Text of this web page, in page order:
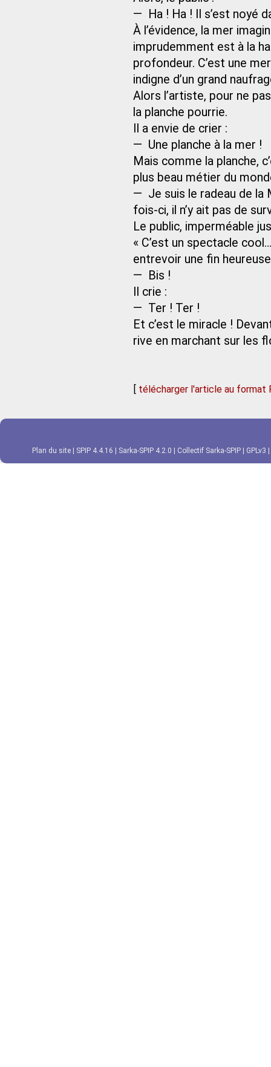
— Ha ! Ha ! Il s’est noyé
À l’évidence, la mer
imprudemment est à la
profondeur. C’est une
indigne d’un grand
Alors l’artiste, pour ne
la planche pourrie.
Il a envie de crier :
— Une planche à la mer !
Mais comme la planche,
plus beau métier du
— Je suis le radeau de la
fois-ci, il n’y ait pas de
Le public, imperméable
« C’est un spectacle
entrevoir une fin
— Bis !
Il crie :
— Ter ! Ter !
Et c’est le miracle !
rive en marchant sur les
[ télécharger l'article au format
Plan du site SPIP 4.4.16 Sarka-SPIP 4.2.0 Collectif Sarka-SPIP GPLv3